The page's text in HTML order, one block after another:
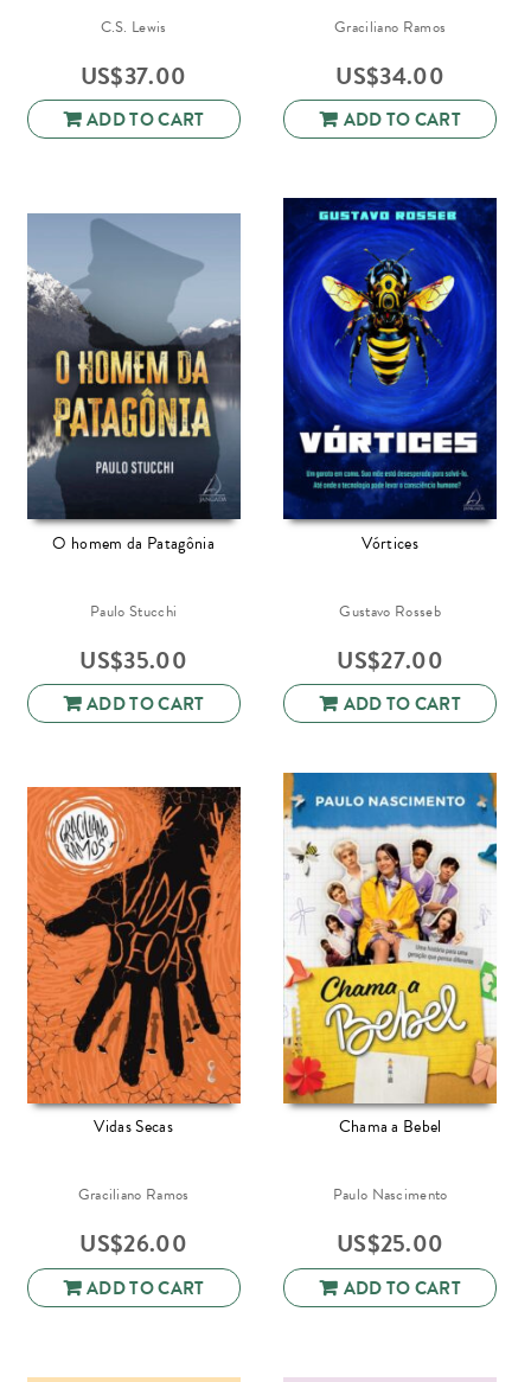
C.S. Lewis
US$37.00
ADD TO CART
Graciliano Ramos
US$34.00
ADD TO CART
O homem da Patagônia
Paulo Stucchi
US$35.00
ADD TO CART
Vórtices
Gustavo Rosseb
US$27.00
ADD TO CART
Vidas Secas
Graciliano Ramos
US$26.00
ADD TO CART
Chama a Bebel
Paulo Nascimento
US$25.00
ADD TO CART